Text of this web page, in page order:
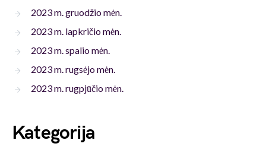
2023 m. gruodžio mėn.
2023 m. lapkričio mėn.
2023 m. spalio mėn.
2023 m. rugsėjo mėn.
2023 m. rugpjūčio mėn.
Kategorija